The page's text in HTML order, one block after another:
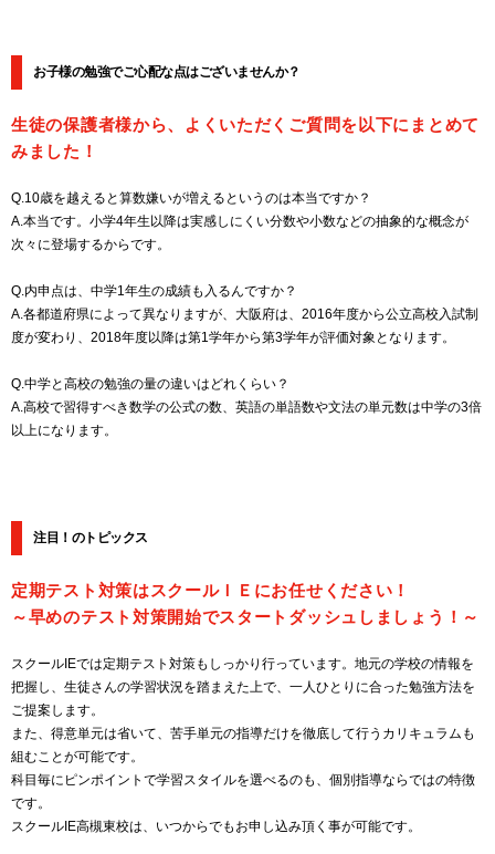
お子様の勉強でご心配な点はございませんか？
生徒の保護者様から、よくいただくご質問を以下にまとめて
みました！
Q.10歳を越えると算数嫌いが増えるというのは本当ですか？
A.本当です。小学4年生以降は実感しにくい分数や小数などの抽象的な概念が
次々に登場するからです。
Q.内申点は、中学1年生の成績も入るんですか？
A.各都道府県によって異なりますが、大阪府は、2016年度から公立高校入試制
度が変わり、2018年度以降は第1学年から第3学年が評価対象となります。
Q.中学と高校の勉強の量の違いはどれくらい？
A.高校で習得すべき数学の公式の数、英語の単語数や文法の単元数は中学の3倍
以上になります。
注目！のトピックス
定期テスト対策はスクールＩＥにお任せください！
～早めのテスト対策開始でスタートダッシュしましょう！～
スクールIEでは定期テスト対策もしっかり行っています。地元の学校の情報を
把握し、生徒さんの学習状況を踏まえた上で、一人ひとりに合った勉強方法を
ご提案します。
また、得意単元は省いて、苦手単元の指導だけを徹底して行うカリキュラムも
組むことが可能です。
科目毎にピンポイントで学習スタイルを選べるのも、個別指導ならではの特徴
です。
スクールIE高槻東校は、いつからでもお申し込み頂く事が可能です。